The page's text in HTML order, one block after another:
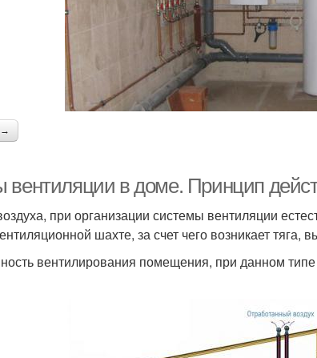
→
вентиляции в доме. Принцип
при организации системы вентиляции
шахте, за счет чего возникает
вентилирования помещения, при данном